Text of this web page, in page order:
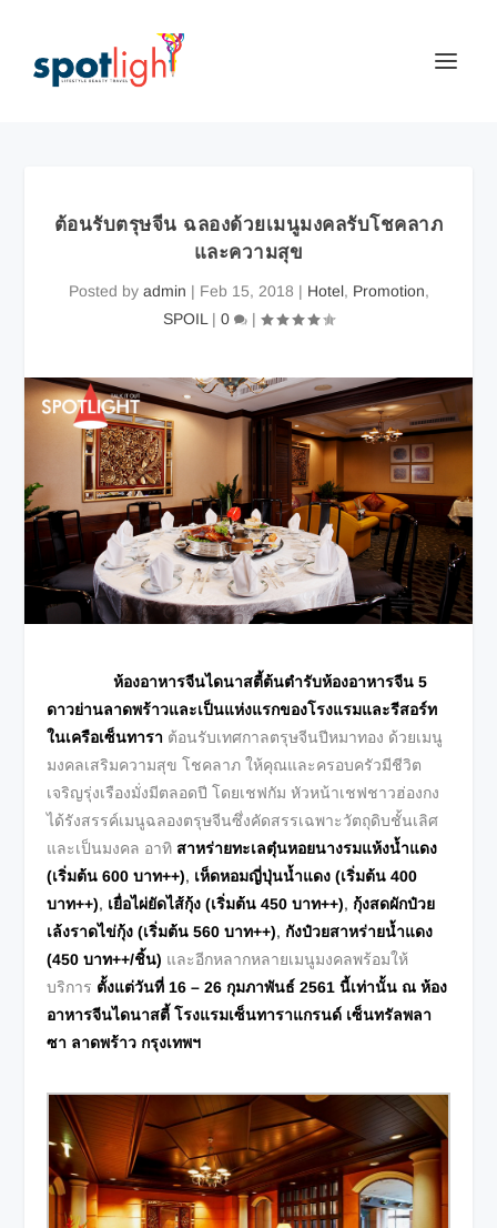
ต้อนรับตรุษจีน ฉลองด้วยเมนูมงคลรับโชคลาภ
และความสุข
Posted by admin | Feb 15, 2018 | Hotel, Promotion,
SPOIL | 0 |
ห้องอาหารจีนไดนาสตี้ต้นตำรับห้องอาหารจีน 5
ดาวย่านลาดพร้าวและเป็นแห่งแรกของโรงแรมและรีสอร์ท
ในเครือเซ็นทารา ต้อนรับเทศกาลตรุษจีนปีหมาทอง ด้วยเมนู
มงคลเสริมความสุข โชคลาภ ให้คุณและครอบครัวมีชีวิต
เจริญรุ่งเรืองมั่งมีตลอดปี โดยเชฟกัม หัวหน้าเชฟชาวฮ่องกง
ได้รังสรรค์เมนูฉลองตรุษจีนซึ่งคัดสรรเฉพาะวัตถุดิบชั้นเลิศ
และเป็นมงคล อาทิ สาหร่ายทะเลตุ๋นหอยนางรมแห้งน้ำแดง
(เริ่มต้น 600 บาท++), เห็ดหอมญี่ปุ่นน้ำแดง (เริ่มต้น 400
บาท++), เยื่อไผ่ยัดไส้กุ้ง (เริ่มต้น 450 บาท++),กุ้งสดผักป๋วย
เล้งราดไข่กุ้ง (เริ่มต้น 560 บาท++),กังป๋วยสาหร่ายน้ำแดง
(450 บาท++/ชิ้น) และอีกหลากหลายเมนูมงคลพร้อมให้
บริการ ตั้งแต่วันที่ 16 – 26 กุมภาพันธ์ 2561 นี้เท่านั้น ณ ห้อง
อาหารจีนไดนาสตี้ โรงแรมเซ็นทาราแกรนด์ เซ็นทรัลพลา
ซา ลาดพร้าว กรุงเทพฯ